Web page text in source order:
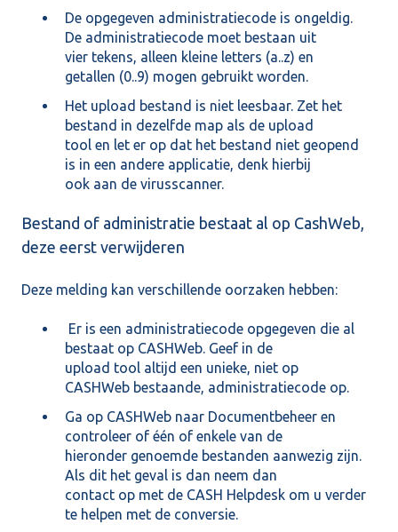
De opgegeven administratiecode is ongeldig.
De administratiecode moet bestaan uit
vier tekens, alleen kleine letters (a..z) en
getallen (0..9) mogen gebruikt worden.
Het upload bestand is niet leesbaar. Zet het
bestand in dezelfde map als de upload
tool en let er op dat het bestand niet geopend
is in een andere applicatie, denk hierbij
ook aan de virusscanner.
Bestand of administratie bestaat al op CashWeb,
deze eerst verwijderen
Deze melding kan verschillende oorzaken hebben:
Er is een administratiecode opgegeven die al
bestaat op CASHWeb. Geef in de
upload tool altijd een unieke, niet op
CASHWeb bestaande, administratiecode op.
Ga op CASHWeb naar Documentbeheer en
controleer of één of enkele van de
hieronder genoemde bestanden aanwezig zijn.
Als dit het geval is dan neem dan
contact op met de CASH Helpdesk om u verder
te helpen met de conversie.